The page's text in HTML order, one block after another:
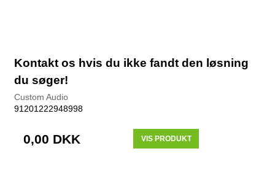
Kontakt os hvis du ikke fandt den løsning
du søger!
Custom Audio
91201222948998
0,00 DKK VIS PRODUKT